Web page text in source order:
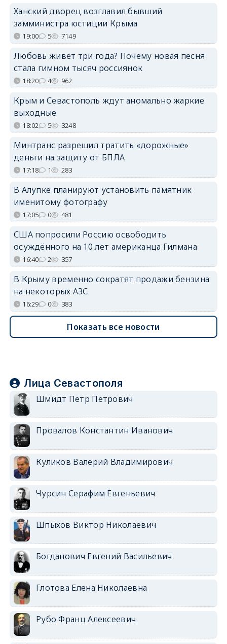
Ханский дворец возглавил бывший
замминистра юстиции Крыма
19:00 5 7149
Любовь живёт три года? Почему новая песня
стала гимном тысяч россиянок
18:20 4 962
Крым и Севастополь ждут аномально жаркие
выходные
18:02 5 3248
Минтранс разрешил тратить «дорожные»
деньги на защиту от БПЛА
17:18 1 283
В Алупке планируют установить памятник
именитому фотографу
17:05 0 481
США попросили Россию освободить
осуждённого на 10 лет американца Гилмана
16:40 2 357
В Крыму временно сократят продажи бензина
на некоторых АЗС
16:29 0 383
Показать все новости
Лица Севастополя
Шмидт Петр Петрович
Провалов Константин Иванович
Куликов Валерий Владимирович
Чурсин Серафим Евгеньевич
Шпыхов Виктор Николаевич
Богданович Евгений Васильевич
Глотова Елена Николаевна
Рубо Франц Алексеевич